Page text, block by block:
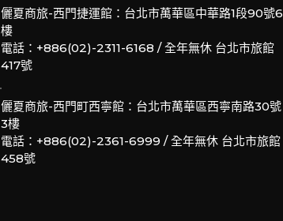
儷夏商旅-西門捷運館：台北市萬華區中華路1段90號6
樓
電話：+886(02)-2311-6168 / 全年無休 台北市旅館
417號
儷夏商旅-西門町西寧館：台北市萬華區西寧南路30號
3樓
電話：+886(02)-2361-6999 / 全年無休 台北市旅館
458號